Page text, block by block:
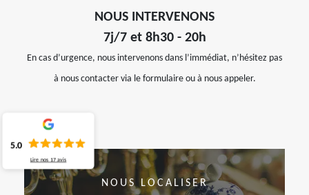
NOUS INTERVENONS
7j/7 et 8h30 - 20h
En cas d’urgence, nous intervenons dans l’immédiat, n’hésitez pas
à nous contacter via le formulaire ou à nous appeler.
NOUS LOCALISER
5.0
Lire nos 17 avis